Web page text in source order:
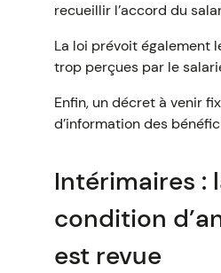
recueillir l’accord du
La loi prévoit également
trop perçues par le
Enfin, un décret à venir
d’information des
Intérimaires :
condition
est revue